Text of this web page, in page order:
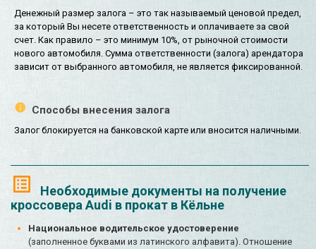
Денежный размер залога – это так называемый ценовой предел,
за который Вы несете ответственность и оплачиваете за свой
счет. Как правило – это минимум 10%, от рыночной стоимости
нового автомобиля. Сумма ответственности (залога) арендатора
зависит от выбранного автомобиля, не является фиксированной.
Способы внесения залога
Залог блокируется на банковской карте или вносится наличными.
Необходимые документы на получение
кроссовера Audi в прокат в Кёльне
Национальное водительское удостоверение
(заполненное буквами из латинского алфавита). Отношение